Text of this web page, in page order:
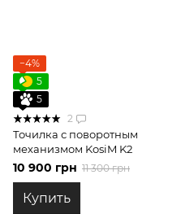
−4%
5
5
2
Точилка с поворотным
механизмом KosiM K2
10 900 грн 11 300 грн
Купить